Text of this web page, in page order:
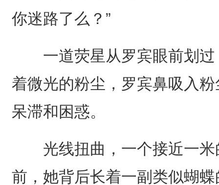
你迷路了么？”
一道荧星从罗宾眼前划过
着微光的粉尘，罗宾鼻吸入
呆滞和困惑。
光线扭曲，一个接近一米
前，她背后长着一副类似蝴